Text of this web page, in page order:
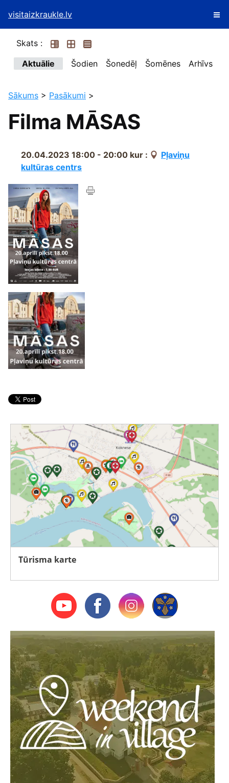
visitaizkraukle.lv
Skats :
Aktuālie
Šodien Šonedēļ Šomēnes Arhīvs
Sākums > Pasākumi >
Filma MĀSAS
20.04.2023 18:00 - 20:00 kur :
Pļaviņu
kultūras centrs
Tūrisma karte